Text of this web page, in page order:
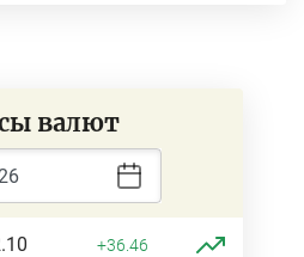
валют
+36.46